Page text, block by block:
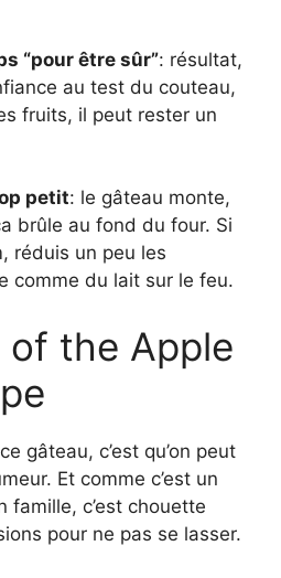
“pour être sûr”: résultat,
au test du couteau,
fruits, il peut rester un
petit: le gâteau monte,
brûle au fond du four. Si
réduis un peu les
comme du lait sur le feu.
of the Apple
gâteau, c’est qu’on peut
Et comme c’est un
famille, c’est chouette
pour ne pas se lasser.